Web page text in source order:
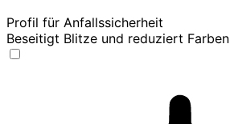
Profil für Anfallssicherheit
Beseitigt Blitze und reduziert Farben